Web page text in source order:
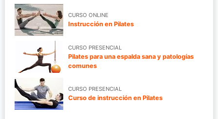
CURSO ONLINE
Instrucción en Pilates
CURSO PRESENCIAL
Pilates para una espalda sana y patologías
comunes
CURSO PRESENCIAL
Curso de instrucción en Pilates